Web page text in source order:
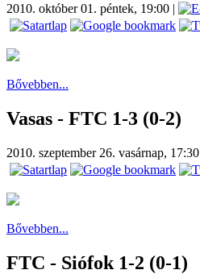
2010. október 01. péntek, 19:00 |
Bővebben...
Vasas - FTC 1-3 (0-2)
2010. szeptember 26. vasárnap, 17:30
Bővebben...
FTC - Siófok 1-2 (0-1)